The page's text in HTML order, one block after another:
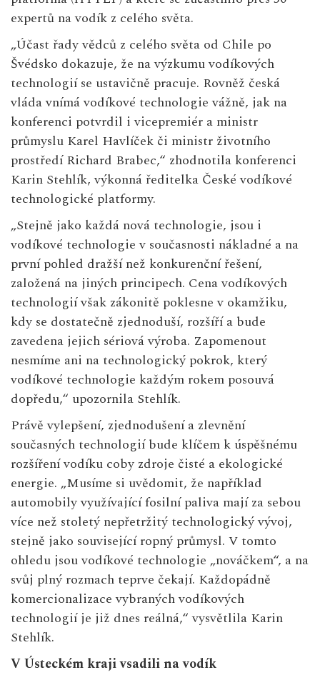
expertů na vodík z celého světa.
„Účast řady vědců z celého světa od Chile po
Švédsko dokazuje, že na výzkumu vodíkových
technologií se ustavičně pracuje. Rovněž česká
vláda vnímá vodíkové technologie vážně, jak na
konferenci potvrdil i vicepremiér a ministr
průmyslu Karel Havlíček či ministr životního
prostředí Richard Brabec,“ zhodnotila konferenci
Karin Stehlík, výkonná ředitelka České vodíkové
technologické platformy.
„Stejně jako každá nová technologie, jsou i
vodíkové technologie v současnosti nákladné a na
první pohled dražší než konkurenční řešení,
založená na jiných principech. Cena vodíkových
technologií však zákonitě poklesne v okamžiku,
kdy se dostatečně zjednoduší, rozšíří a bude
zavedena jejich sériová výroba. Zapomenout
nesmíme ani na technologický pokrok, který
vodíkové technologie každým rokem posouvá
dopředu,“ upozornila Stehlík.
Právě vylepšení, zjednodušení a zlevnění
současných technologií bude klíčem k úspěšnému
rozšíření vodíku coby zdroje čisté a ekologické
energie. „Musíme si uvědomit, že například
automobily využívající fosilní paliva mají za sebou
více než stoletý nepřetržitý technologický vývoj,
stejně jako související ropný průmysl. V tomto
ohledu jsou vodíkové technologie „nováčkem“, a na
svůj plný rozmach teprve čekají. Každopádně
komercionalizace vybraných vodíkových
technologií je již dnes reálná,“ vysvětlila Karin
Stehlík.
V Ústeckém kraji vsadili na vodík